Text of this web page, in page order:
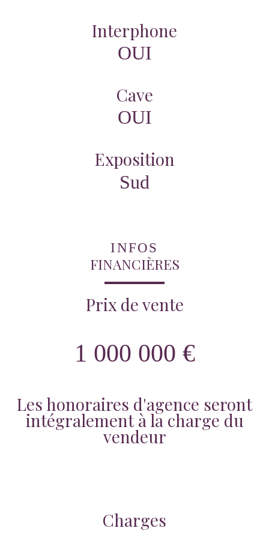
Interphone
OUI
Cave
OUI
Exposition
Sud
INFOS
FINANCIÈRES
Prix de vente
1 000 000 €
Les honoraires d'agence seront
intégralement à la charge du
vendeur
Charges